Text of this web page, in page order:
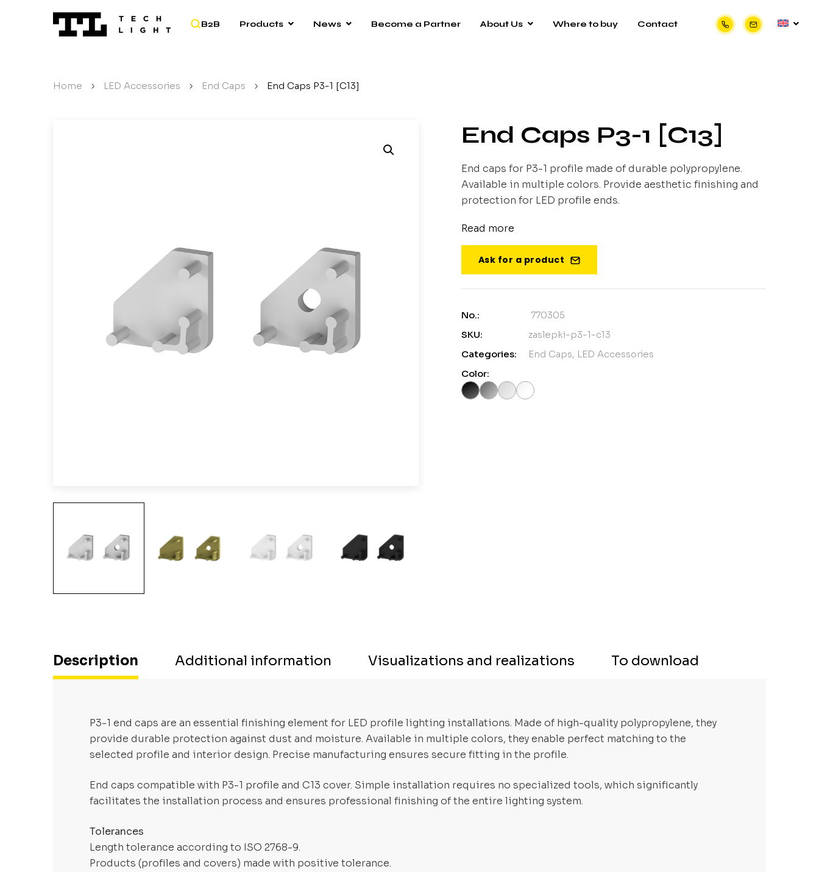
B2B Products News Become a Partner About Us Where to buy Contact
Home / LED Accessories / End Caps / End Caps P3-1 [C13]
End Caps P3-1 [C13]
End caps for P3-1 profile made of durable polypropylene.
Available in multiple colors. Provide aesthetic finishing and
protection for LED profile ends.
Read more
Ask for a product
No.:
770305
SKU:
zaslepki-p3-1-c13
Categories:
End Caps, LED Accessories
Color:
Description Additional information Visualizations and realizations To download
P3-1 end caps are an essential finishing element for LED profile lighting installations. Made of high-quality polypropylene, they
provide durable protection against dust and moisture. Available in multiple colors, they enable perfect matching to the
selected profile and interior design. Precise manufacturing ensures secure fitting in the profile.
End caps compatible with P3-1 profile and C13 cover. Simple installation requires no specialized tools, which significantly
facilitates the installation process and ensures professional finishing of the entire lighting system.
Tolerances
Length tolerance according to ISO 2768-9.
Products (profiles and covers) made with positive tolerance.